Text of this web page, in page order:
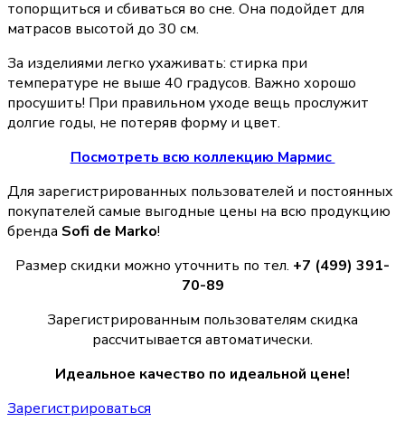
топорщиться и сбиваться во сне. Она подойдет для
матрасов высотой до 30 см.
За изделиями легко ухаживать: стирка при
температуре не выше 40 градусов. Важно хорошо
просушить! При правильном уходе вещь прослужит
долгие годы, не потеряв форму и цвет.
Посмотреть всю коллекцию Мармис
Для зарегистрированных пользователей и постоянных
покупателей самые выгодные цены на всю продукцию
бренда Sofi de Marko!
Размер скидки можно уточнить по тел. +7 (499) 391-
70-89
Зарегистрированным пользователям скидка
рассчитывается автоматически.
Идеальное качество по идеальной цене!
Зарегистрироваться